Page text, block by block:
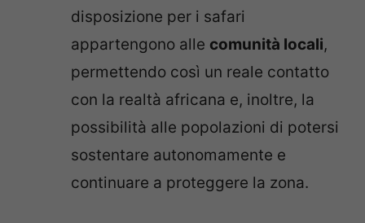
disposizione per i safari
appartengono alle comunità locali,
permettendo così un reale contatto
con la realtà africana e, inoltre, la
possibilità alle popolazioni di potersi
sostentare autonomamente e
continuare a proteggere la zona.